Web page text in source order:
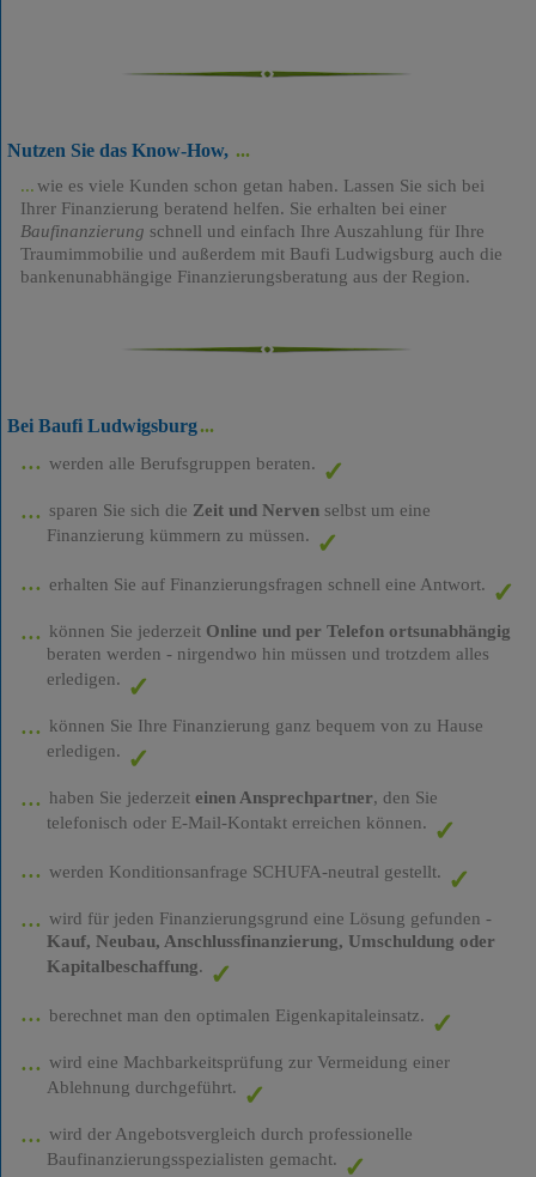
Nutzen Sie das Know-How,
wie es viele Kunden schon getan haben. Lassen Sie sich bei
Ihrer Finanzierung beratend helfen. Sie erhalten bei einer
Baufinanzierung schnell und einfach Ihre Auszahlung für Ihre
Traumimmobilie und außerdem mit Baufi Ludwigsburg auch die
bankenunabhängige Finanzierungsberatung aus der Region.
Bei Baufi Ludwigsburg
werden alle Berufsgruppen beraten.
sparen Sie sich die Zeit und Nervenselbst um eine
Finanzierung kümmern zu müssen.
erhalten Sie auf Finanzierungsfragen schnell eine Antwort.
können Sie jederzeit Online und per Telefon ortsunabhängig
beraten werden - nirgendwo hin müssen und trotzdem alles
erledigen.
können Sie Ihre Finanzierung ganz bequem von zu Hause
erledigen.
haben Sie jederzeit einen Ansprechpartner, den Sie
telefonisch oder E-Mail-Kontakt erreichen können.
werden Konditionsanfrage SCHUFA-neutral gestellt.
wird für jeden Finanzierungsgrund eine Lösung gefunden -
Kauf, Neubau, Anschlussfinanzierung, Umschuldung oder
Kapitalbeschaffung.
berechnet man den optimalen Eigenkapitaleinsatz.
wird eine Machbarkeitsprüfung zur Vermeidung einer
Ablehnung durchgeführt.
wird der Angebotsvergleich durch professionelle
Baufinanzierungsspezialisten gemacht.